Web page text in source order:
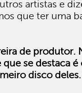
artistas e
que ter uma
de produtor.
se destaca
disco